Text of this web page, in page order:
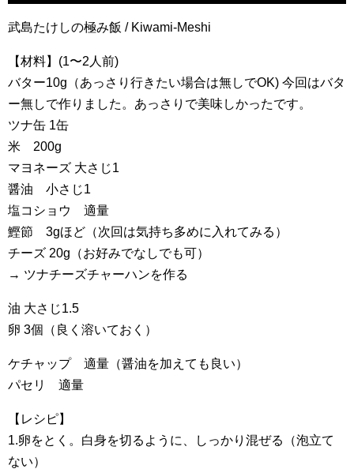
武島たけしの極み飯 / Kiwami-Meshi
【材料】(1〜2人前)
バター10g（あっさり行きたい場合は無しでOK) 今回はバタ
ー無しで作りました。あっさりで美味しかったです。
ツナ缶 1缶
米 200g
マヨネーズ 大さじ1
醤油 小さじ1
塩コショウ 適量
鰹節 3gほど（次回は気持ち多めに入れてみる）
チーズ 20g（お好みでなしでも可）
→ ツナチーズチャーハンを作る
油 大さじ1.5
卵 3個（良く溶いておく）
ケチャップ 適量（醤油を加えても良い）
パセリ 適量
【レシピ】
1.卵をとく。白身を切るように、しっかり混ぜる（泡立て
ない）